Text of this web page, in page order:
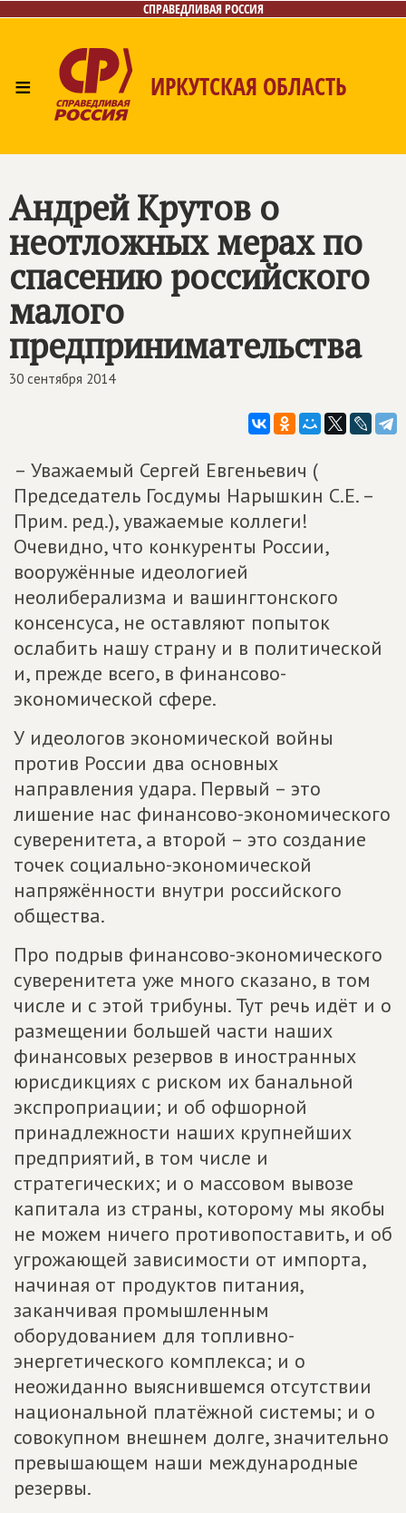
СПРАВЕДЛИВАЯ РОССИЯ
≡ ИРКУТСКАЯ ОБЛАСТЬ
Интернет-приёмная
Андрей Крутов о
неотложных мерах по
спасению российского
малого
предпринимательства
30 сентября 2014
– Уважаемый Сергей Евгеньевич (
Председатель Госдумы Нарышкин С.Е. –
Прим. ред.), уважаемые коллеги!
Очевидно, что конкуренты России,
вооружённые идеологией
неолиберализма и вашингтонского
консенсуса, не оставляют попыток
ослабить нашу страну и в политической
и, прежде всего, в финансово-
экономической сфере.
У идеологов экономической войны
против России два основных
направления удара. Первый – это
лишение нас финансово-экономического
суверенитета, а второй – это создание
точек социально-экономической
напряжённости внутри российского
общества.
Про подрыв финансово-экономического
суверенитета уже много сказано, в том
числе и с этой трибуны. Тут речь идёт и о
размещении большей части наших
финансовых резервов в иностранных
юрисдикциях с риском их банальной
экспроприации; и об офшорной
принадлежности наших крупнейших
предприятий, в том числе и
стратегических; и о массовом вывозе
капитала из страны, которому мы якобы
не можем ничего противопоставить, и об
угрожающей зависимости от импорта,
начиная от продуктов питания,
заканчивая промышленным
оборудованием для топливно-
энергетического комплекса; и о
неожиданно выяснившемся отсутствии
национальной платёжной системы; и о
совокупном внешнем долге, значительно
превышающем наши международные
резервы.